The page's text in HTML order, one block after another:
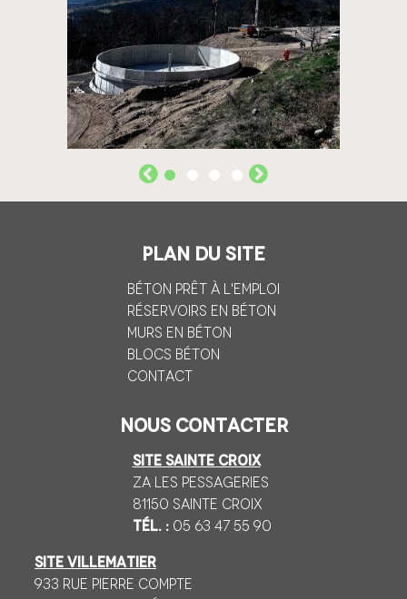
Plan du site
Béton prêt à l'emploi
Réservoirs en béton
Murs en béton
Blocs béton
Contact
Nous contacter
SITE SAINTE CROIX
ZA Les Pessageries
81150 Sainte CROIX
Tél. : 05 63 47 55 90
SITE VILLEMATIER
933 Rue Pierre Compte